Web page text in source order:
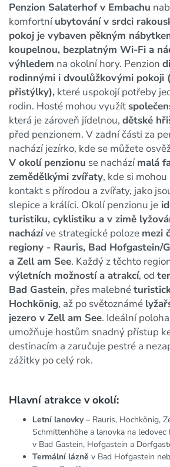
Penzion Salaterhof v Embachu
komfortníubytování v srdci
pokoj je vybaven pěkným
koupelnou, bezplatným Wi-Fi a
výhledem na okolní hory. Penzion
rodinnými i dvoulůžkovými pokoji
přistýlky), které uspokojí potřeby
rodin. Hosté mohou využít
která je zároveň jídelnou, dětské
před penzionem. V zadní části za
nachází jezírko, kde se můžete
V okolí penzionu se nacházímalá
zemědělkými zvířaty, kde si
kontakt s přírodou a zvířaty, jako
slepice a králíci. Okolí penzionu je
turistiku, cyklistiku a v zimě
nacházíve strategické poloze mezi
regiony - Rauris, Bad Hofgastein/
a Zell am See. Každý z těchto
výletních možností a atrakcí, od
Bad Gastein, přes malebné
Hochkönig, až po světoznámé
jezero v Zell am See. Ideální
umožňuje hostům snadný přístup
destinacím a zaručuje pestré a
zážitky po celý rok.
Hlavní atrakce v okolí:
Letní lanovky– Rauris, Hochkönig,
Schmittenhöhe a lanovka na
v Bad Gastein, Hofgastein a
Termální lázně v Bad Hofgastein